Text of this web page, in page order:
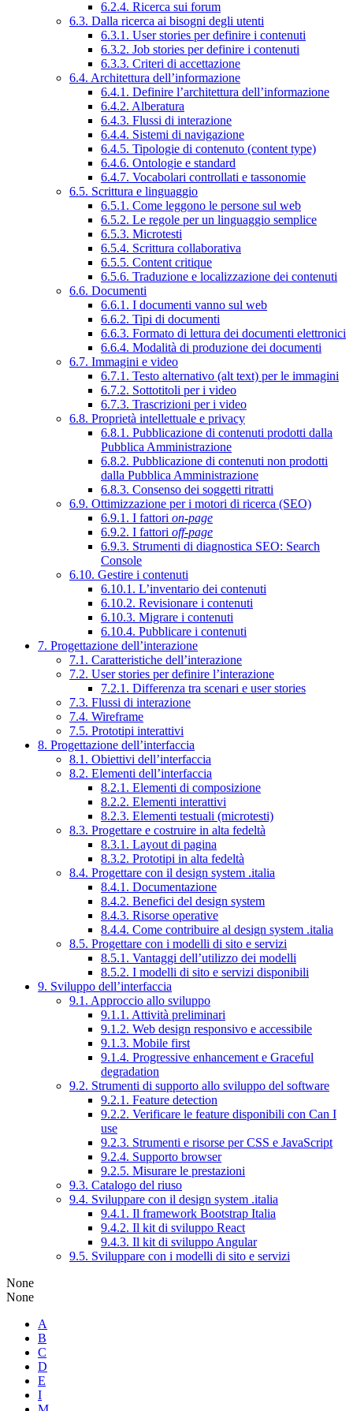
6.2.4. Ricerca sui forum
6.3. Dalla ricerca ai bisogni degli utenti
6.3.1. User stories per definire i contenuti
6.3.2. Job stories per definire i contenuti
6.3.3. Criteri di accettazione
6.4. Architettura dell’informazione
6.4.1. Definire l’architettura dell’informazione
6.4.2. Alberatura
6.4.3. Flussi di interazione
6.4.4. Sistemi di navigazione
6.4.5. Tipologie di contenuto (content type)
6.4.6. Ontologie e standard
6.4.7. Vocabolari controllati e tassonomie
6.5. Scrittura e linguaggio
6.5.1. Come leggono le persone sul web
6.5.2. Le regole per un linguaggio semplice
6.5.3. Microtesti
6.5.4. Scrittura collaborativa
6.5.5. Content critique
6.5.6. Traduzione e localizzazione dei contenuti
6.6. Documenti
6.6.1. I documenti vanno sul web
6.6.2. Tipi di documenti
6.6.3. Formato di lettura dei documenti elettronici
6.6.4. Modalità di produzione dei documenti
6.7. Immagini e video
6.7.1. Testo alternativo (alt text) per le immagini
6.7.2. Sottotitoli per i video
6.7.3. Trascrizioni per i video
6.8. Proprietà intellettuale e privacy
6.8.1. Pubblicazione di contenuti prodotti dalla
Pubblica Amministrazione
6.8.2. Pubblicazione di contenuti non prodotti
dalla Pubblica Amministrazione
6.8.3. Consenso dei soggetti ritratti
6.9. Ottimizzazione per i motori di ricerca (SEO)
6.9.1. I fattori on-page
6.9.2. I fattori off-page
6.9.3. Strumenti di diagnostica SEO: Search
Console
6.10. Gestire i contenuti
6.10.1. L’inventario dei contenuti
6.10.2. Revisionare i contenuti
6.10.3. Migrare i contenuti
6.10.4. Pubblicare i contenuti
7. Progettazione dell’interazione
7.1. Caratteristiche dell’interazione
7.2. User stories per definire l’interazione
7.2.1. Differenza tra scenari e user stories
7.3. Flussi di interazione
7.4. Wireframe
7.5. Prototipi interattivi
8. Progettazione dell’interfaccia
8.1. Obiettivi dell’interfaccia
8.2. Elementi dell’interfaccia
8.2.1. Elementi di composizione
8.2.2. Elementi interattivi
8.2.3. Elementi testuali (microtesti)
8.3. Progettare e costruire in alta fedeltà
8.3.1. Layout di pagina
8.3.2. Prototipi in alta fedeltà
8.4. Progettare con il design system .italia
8.4.1. Documentazione
8.4.2. Benefici del design system
8.4.3. Risorse operative
8.4.4. Come contribuire al design system .italia
8.5. Progettare con i modelli di sito e servizi
8.5.1. Vantaggi dell’utilizzo dei modelli
8.5.2. I modelli di sito e servizi disponibili
9. Sviluppo dell’interfaccia
9.1. Approccio allo sviluppo
9.1.1. Attività preliminari
9.1.2. Web design responsivo e accessibile
9.1.3. Mobile first
9.1.4. Progressive enhancement e Graceful
degradation
9.2. Strumenti di supporto allo sviluppo del software
9.2.1. Feature detection
9.2.2. Verificare le feature disponibili con Can I
use
9.2.3. Strumenti e risorse per CSS e JavaScript
9.2.4. Supporto browser
9.2.5. Misurare le prestazioni
9.3. Catalogo del riuso
9.4. Sviluppare con il design system .italia
9.4.1. Il framework Bootstrap Italia
9.4.2. Il kit di sviluppo React
9.4.3. Il kit di sviluppo Angular
9.5. Sviluppare con i modelli di sito e servizi
None
None
A
B
C
D
E
I